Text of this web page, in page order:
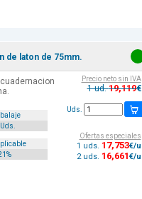
de laton de 75mm.
Precio neto sin IVA
1 ud.19,119€
Uds.
Ofertas especiales
1 uds. 17,753€/u
2 uds. 16,661€/u